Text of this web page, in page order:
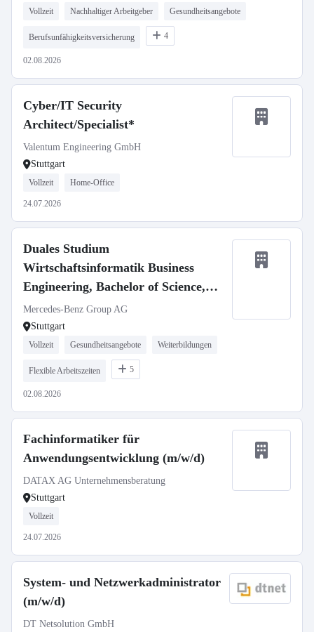
Vollzeit Nachhaltiger Arbeitgeber Gesundheitsangebote
Berufsunfähigkeitsversicherung 4
02.08.2026
Cyber/IT Security
Architect/Specialist*
Valentum Engineering GmbH
Stuttgart
Vollzeit Home-Office
24.07.2026
Duales Studium
Wirtschaftsinformatik Business
Engineering, Bachelor of Science,
Mercedes-Benz Customer Solutions
GmbH, Stuttgart Vaihingen,
Studienbeginn 1. Oktober 2027
Mercedes-Benz Group AG
Stuttgart
Vollzeit Gesundheitsangebote Weiterbildungen
Flexible Arbeitszeiten 5
02.08.2026
Fachinformatiker für
Anwendungsentwicklung (m/w/d)
DATAX AG Unternehmensberatung
Stuttgart
Vollzeit
24.07.2026
System- und Netzwerkadministrator
(m/w/d)
DT Netsolution GmbH